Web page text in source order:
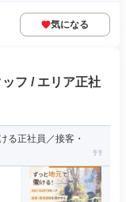
気になる
フ / エリア正社
る正社員／接客・